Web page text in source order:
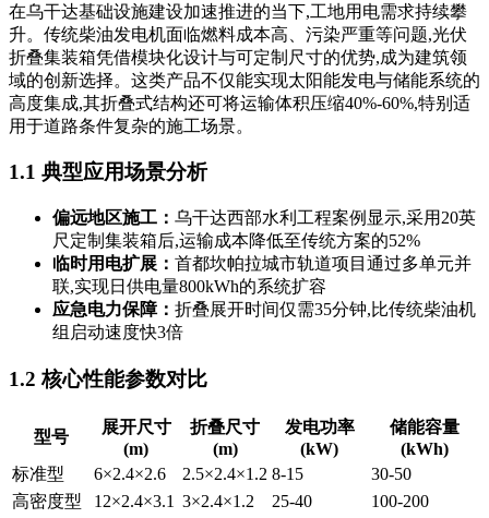
在乌干达基础设施建设加速推进的当下,工地用电需求持续攀
升。传统柴油发电机面临燃料成本高、污染严重等问题,光伏
折叠集装箱凭借模块化设计与可定制尺寸的优势,成为建筑领
域的创新选择。这类产品不仅能实现太阳能发电与储能系统的
高度集成,其折叠式结构还可将运输体积压缩40%-60%,特别适
用于道路条件复杂的施工场景。
1.1 典型应用场景分析
偏远地区施工： 乌干达西部水利工程案例显示,采用20英
尺定制集装箱后,运输成本降低至传统方案的52%
临时用电扩展： 首都坎帕拉城市轨道项目通过多单元并
联,实现日供电量800kWh的系统扩容
应急电力保障： 折叠展开时间仅需35分钟,比传统柴油机
组启动速度快3倍
1.2 核心性能参数对比
型号
展开尺寸
(m)
折叠尺寸
(m)
发电功率
(kW)
储能容量
(kWh)
标准型
6×2.4×2.6 2.5×2.4×1.2 8-15
30-50
高密度型
12×2.4×3.1 3×2.4×1.2 25-40
100-200